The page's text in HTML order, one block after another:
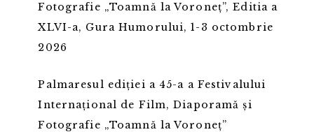
Fotografie „Toamnă la Voroneț”, Editia a
XLVI-a, Gura Humorului, 1-3 octombrie
2026
Palmaresul ediției a 45-a a Festivalului
Internațional de Film, Diaporamă și
Fotografie „Toamnă la Voroneț”